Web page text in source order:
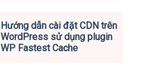
Hướng dẫn cài đặt CDN trên
WordPress sử dụng plugin
WP Fastest Cache